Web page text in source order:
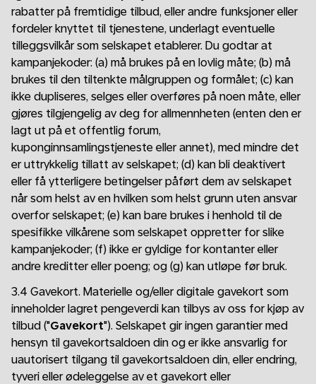
rabatter på fremtidige tilbud, eller andre funksjoner eller
fordeler knyttet til tjenestene, underlagt eventuelle
tilleggsvilkår som selskapet etablerer. Du godtar at
kampanjekoder: (a) må brukes på en lovlig måte; (b) må
brukes til den tiltenkte målgruppen og formålet; (c) kan
ikke dupliseres, selges eller overføres på noen måte, eller
gjøres tilgjengelig av deg for allmennheten (enten den er
lagt ut på et offentlig forum,
kuponginnsamlingstjeneste eller annet), med mindre det
er uttrykkelig tillatt av selskapet; (d) kan bli deaktivert
eller få ytterligere betingelser påført dem av selskapet
når som helst av en hvilken som helst grunn uten ansvar
overfor selskapet; (e) kan bare brukes i henhold til de
spesifikke vilkårene som selskapet oppretter for slike
kampanjekoder; (f) ikke er gyldige for kontanter eller
andre kreditter eller poeng; og (g) kan utløpe før bruk.
3.4 Gavekort. Materielle og/eller digitale gavekort som
inneholder lagret pengeverdi kan tilbys av oss for kjøp av
tilbud ("Gavekort"). Selskapet gir ingen garantier med
hensyn til gavekortsaldoen din og er ikke ansvarlig for
uautorisert tilgang til gavekortsaldoen din, eller endring,
tyveri eller ødeleggelse av et gavekort eller